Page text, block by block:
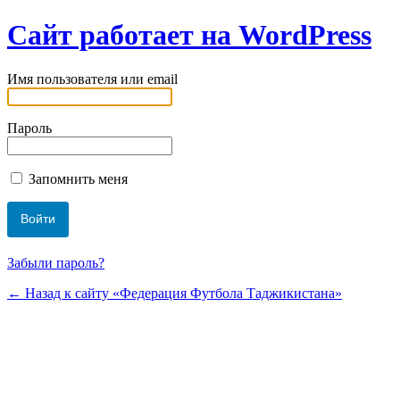
Сайт работает на WordPress
Имя пользователя или email
Пароль
Запомнить меня
Забыли пароль?
← Назад к сайту «Федерация Футбола Таджикистана»